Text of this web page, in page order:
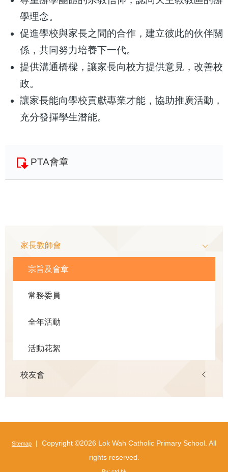
結
學理念。
促進學校與家長之間的合作，建立彼此的伙伴關
係，共同努力培養下一代。
提供溝通橋樑，讓家長向校方提供意見，改善校
政。
讓家長能向學校貢獻專業才能，協助推廣活動，
充分發揮學生潛能。
PTA會章
navigation
家長教師會
宗旨及會章
常務委員
全年活動
活動花絮
校友會
Sitemap | Copyright ©2026 Lok Wah Catholic Primary School. All
rights reserved.